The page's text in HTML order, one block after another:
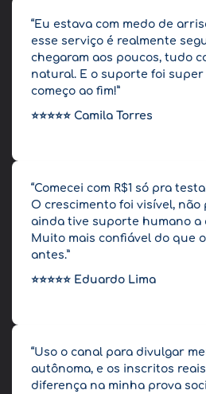
“Eu estava com medo de
esse serviço é realmente
chegaram aos poucos, tudo
natural. E o suporte foi
começo ao fim!”
⭐⭐⭐⭐⭐ Camila Torres
“Comecei com R$1 só pra
O crescimento foi visível, não
ainda tive suporte humano a
Muito mais confiável do que
antes.”
⭐⭐⭐⭐⭐ Eduardo Lima
“Uso o canal para divulgar
autônoma, e os inscritos
diferença na minha prova